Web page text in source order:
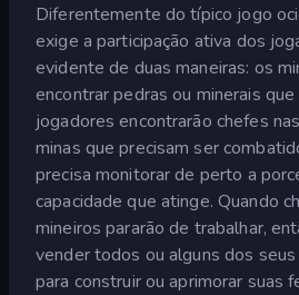
Diferentemente do típico jogo
exige a participação ativa dos
evidente de duas maneiras: os
encontrar pedras ou minerais
jogadores encontrarão chefes
minas que precisam ser
precisa monitorar de perto a
capacidade que atinge. Quando
mineiros pararão de trabalhar,
vender todos ou alguns dos
para construir ou aprimorar suas